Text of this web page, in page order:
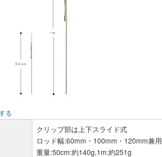
る
クリップ部は上下スライド式
ロッド幅:60mm・100mm・120mm兼用
重量:50cm:約140g,1m:約251g